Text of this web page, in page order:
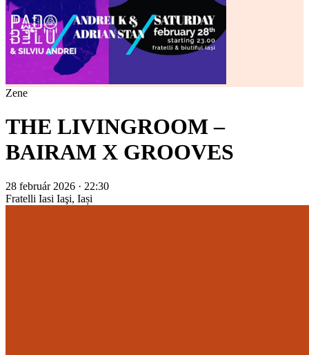
Zene
THE LIVINGROOM –
BAIRAM X GROOVES
28 február 2026 · 22:30
Fratelli Iasi Iaşi, Iași